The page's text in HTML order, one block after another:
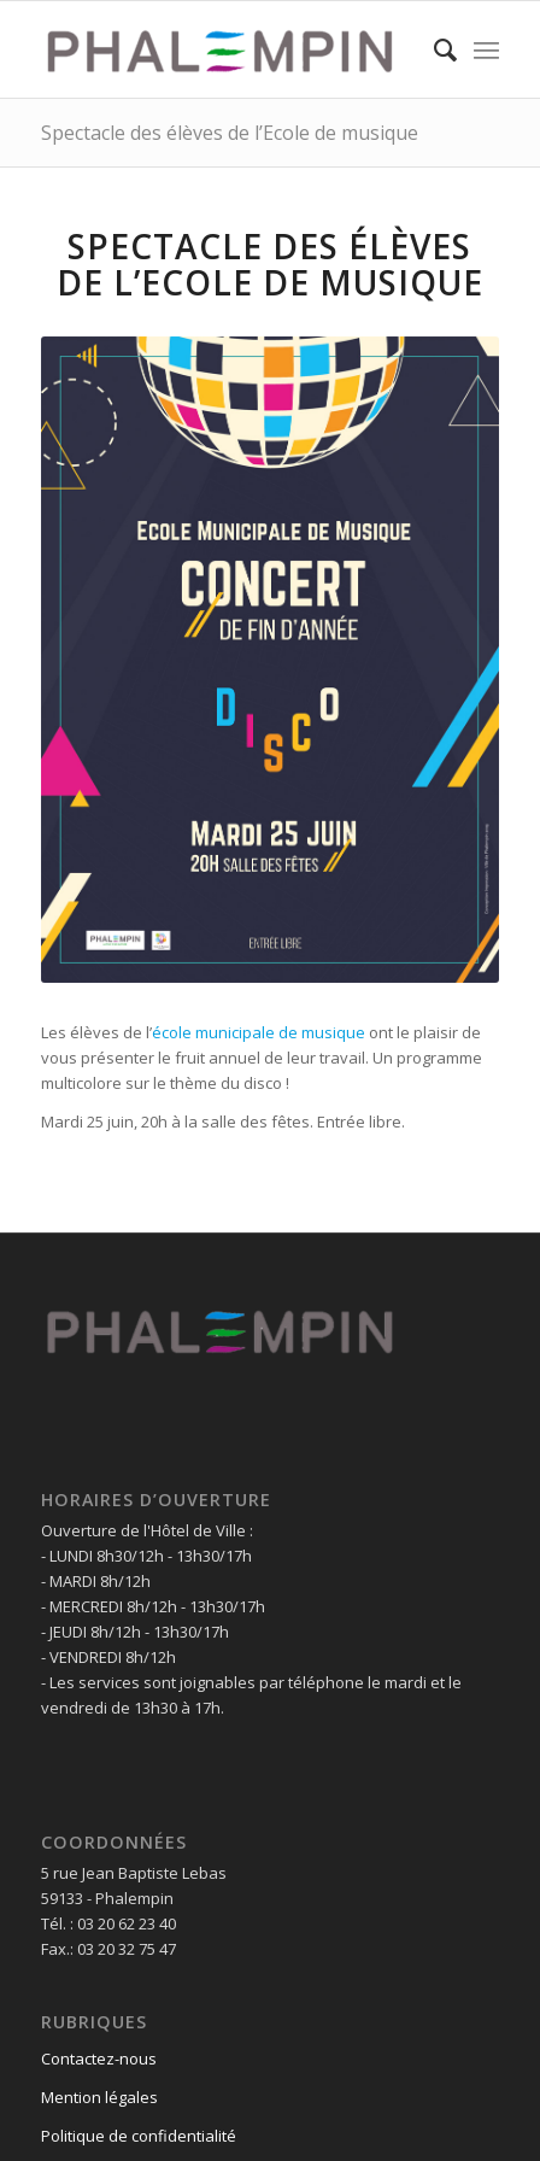
Spectacle des élèves de l’Ecole de musique
SPECTACLE DES ÉLÈVES
DE L’ECOLE DE MUSIQUE
Les élèves de l’école municipale de musique ont le plaisir de
vous présenter le fruit annuel de leur travail. Un programme
multicolore sur le thème du disco !
Mardi 25 juin, 20h à la salle des fêtes. Entrée libre.
HORAIRES D’OUVERTURE
Ouverture de l'Hôtel de Ville :
- LUNDI 8h30/12h - 13h30/17h
- MARDI 8h/12h
- MERCREDI 8h/12h - 13h30/17h
- JEUDI 8h/12h - 13h30/17h
- VENDREDI 8h/12h
- Les services sont joignables par téléphone le mardi et le
vendredi de 13h30 à 17h.
COORDONNÉES
5 rue Jean Baptiste Lebas
59133 - Phalempin
Tél. : 03 20 62 23 40
Fax.: 03 20 32 75 47
RUBRIQUES
Contactez-nous
Mention légales
Politique de confidentialité